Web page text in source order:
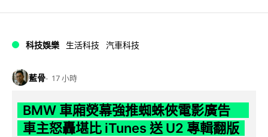
科技娛樂 生活科技 汽車科技
藍骨 17 小時
BMW 車廂熒幕強推蜘蛛俠電影廣告
車主怒轟堪比 iTunes 送 U2 專輯翻版